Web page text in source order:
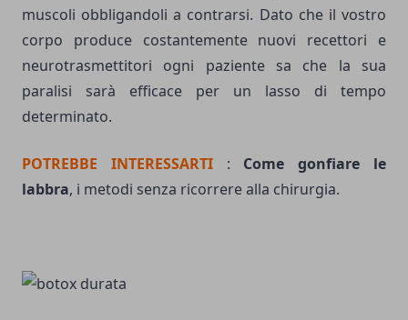
muscoli obbligandoli a contrarsi. Dato che il vostro
corpo produce costantemente nuovi recettori e
neurotrasmettitori ogni paziente sa che la sua
paralisi sarà efficace per un lasso di tempo
determinato.
POTREBBE INTERESSARTI : Come gonfiare le
labbra, i metodi senza ricorrere alla chirurgia.